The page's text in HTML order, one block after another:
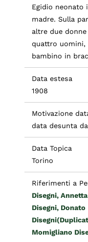
Egidio neonato
madre. Sulla
altre due
quattro uomini,
bambino in
Data estesa
1908
Motivazione
data desunta
Data Topica
Torino
Riferimenti a
Disegni, Annetta
Disegni, Donato
Momigliano